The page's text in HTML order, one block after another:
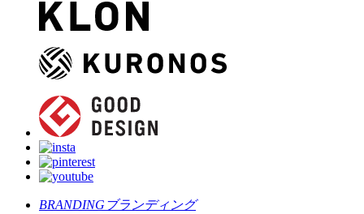
BRANDING ブランディング